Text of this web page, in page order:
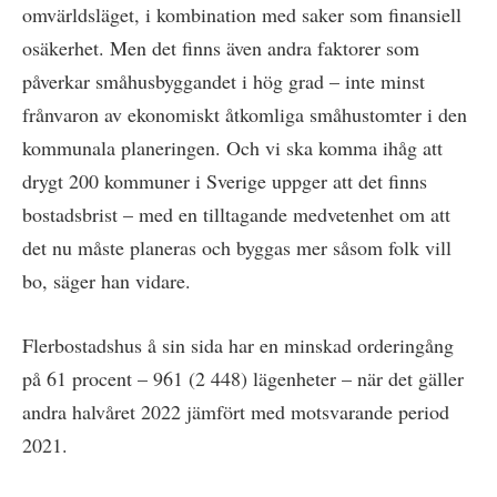
omvärldsläget, i kombination med saker som finansiell
osäkerhet. Men det finns även andra faktorer som
påverkar småhusbyggandet i hög grad – inte minst
frånvaron av ekonomiskt åtkomliga småhustomter i den
kommunala planeringen. Och vi ska komma ihåg att
drygt 200 kommuner i Sverige uppger att det finns
bostadsbrist – med en tilltagande medvetenhet om att
det nu måste planeras och byggas mer såsom folk vill
bo, säger han vidare.
Flerbostadshus å sin sida har en minskad orderingång
på 61 procent – 961 (2 448) lägenheter – när det gäller
andra halvåret 2022 jämfört med motsvarande period
2021.